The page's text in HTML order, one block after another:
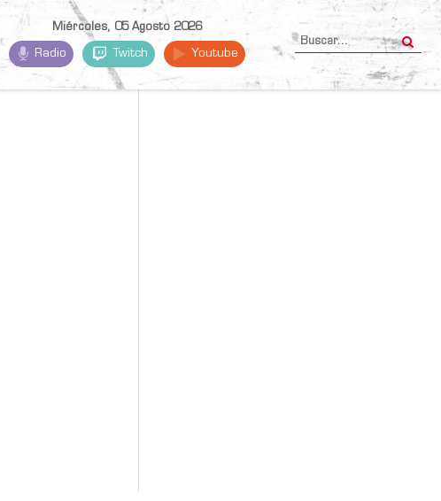
Miércoles, 05 Agosto 2026
Radio Twitch Youtube